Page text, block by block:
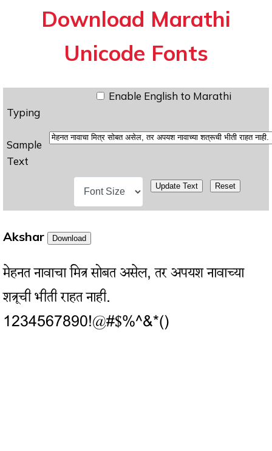
Download Marathi
Unicode Fonts
Enable English to Marathi
Typing
Sample
Text
Akshar Download
मेहनत नावाचा मित्र सोबत असेल, तर अपयश नावाच्या
शत्रूची भीती राहत नाही.
1234567890!@#$%^&*()